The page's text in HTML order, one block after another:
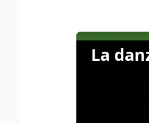
La